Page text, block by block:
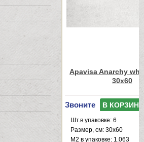
Apavisa Anarchy
30x60
Звоните В КОРЗИНУ
Шт.в упаковке: 6
Размер, см: 30x60
М2 в упаковке: 1.063